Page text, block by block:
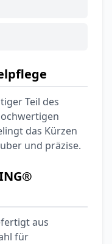
Teil des
das Kürzen
und präzise.
aus
für